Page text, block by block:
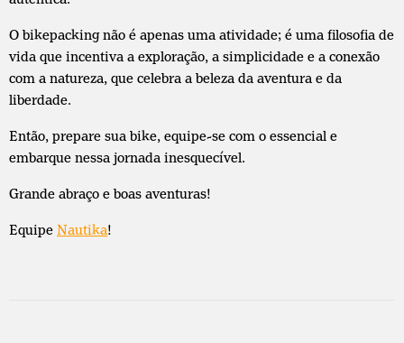
O bikepacking não é apenas uma atividade; é uma filosofia de
vida que incentiva a exploração, a simplicidade e a conexão
com a natureza, que celebra a beleza da aventura e da
liberdade.
Então, prepare sua bike, equipe-se com o essencial e
embarque nessa jornada inesquecível.
Grande abraço e boas aventuras!
Equipe Nautika!